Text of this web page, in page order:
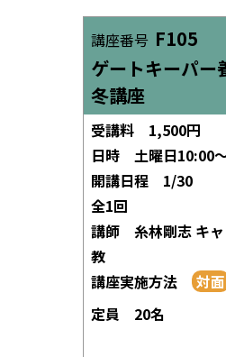
講座番号 F105
ゲートキーパー
冬講座
受講料
1,500円
日時
土曜日10:00
開講日程
1/30
全1回
講師
糸林剛志 キ
教
講座実施方法
定員
20名